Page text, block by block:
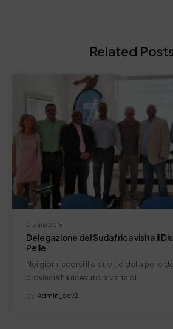
Related
2 Luglio 2015
Delegazione del Sudafrica visita il
Pelle
Nei giorni scorsi il distretto della pelle
provincia ha ricevuto la visita di…
by Admin_dev2